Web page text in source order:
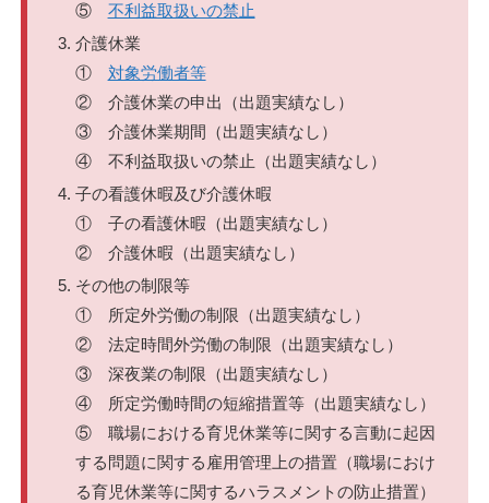
⑤ 不利益取扱いの禁止
介護休業
① 対象労働者等
② 介護休業の申出（出題実績なし）
③ 介護休業期間（出題実績なし）
④ 不利益取扱いの禁止（出題実績なし）
子の看護休暇及び介護休暇
① 子の看護休暇（出題実績なし）
② 介護休暇（出題実績なし）
その他の制限等
① 所定外労働の制限（出題実績なし）
② 法定時間外労働の制限（出題実績なし）
③ 深夜業の制限（出題実績なし）
④ 所定労働時間の短縮措置等（出題実績なし）
⑤ 職場における育児休業等に関する言動に起因
する問題に関する雇用管理上の措置（職場におけ
る育児休業等に関するハラスメントの防止措置）